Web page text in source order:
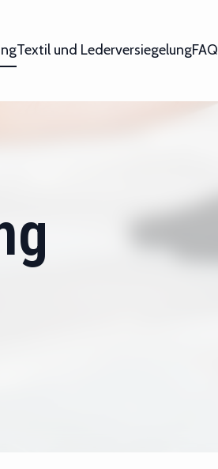
Textil und LederversiegelungFAQ